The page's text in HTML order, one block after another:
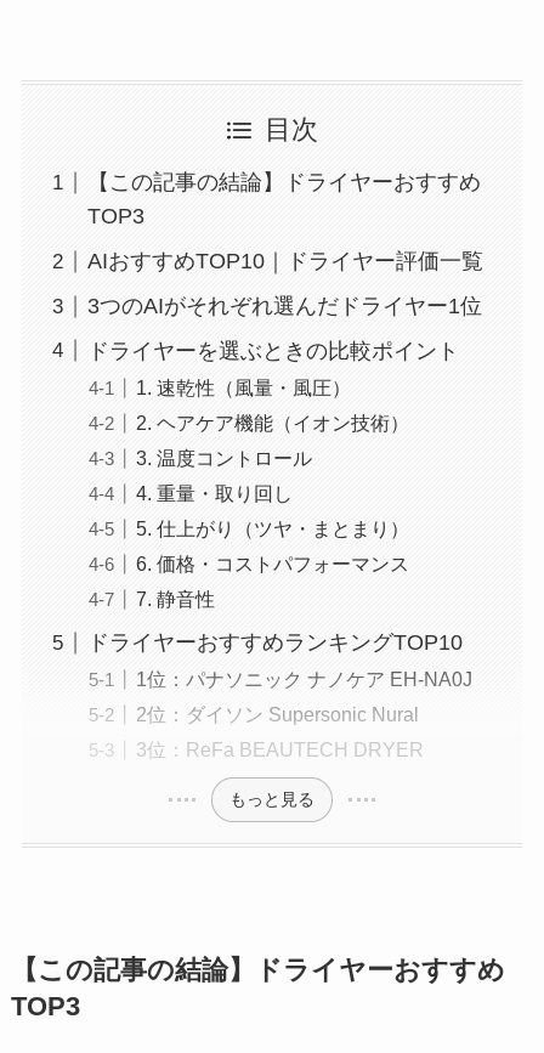
目次
【この記事の結論】ドライヤーおすすめ
TOP3
AIおすすめTOP10｜ドライヤー評価一覧
3つのAIがそれぞれ選んだドライヤー1位
ドライヤーを選ぶときの比較ポイント
1. 速乾性（風量・風圧）
2. ヘアケア機能（イオン技術）
3. 温度コントロール
4. 重量・取り回し
5. 仕上がり（ツヤ・まとまり）
6. 価格・コストパフォーマンス
7. 静音性
ドライヤーおすすめランキングTOP10
1位：パナソニック ナノケア EH-NA0J
2位：ダイソン Supersonic Nural
3位：ReFa BEAUTECH DRYER
もっと見る
【この記事の結論】ドライヤーおすすめ
TOP3